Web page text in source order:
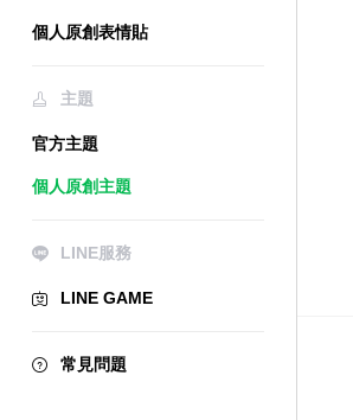
個人原創表情貼
主題
官方主題
個人原創主題
LINE服務
LINE GAME
常見問題